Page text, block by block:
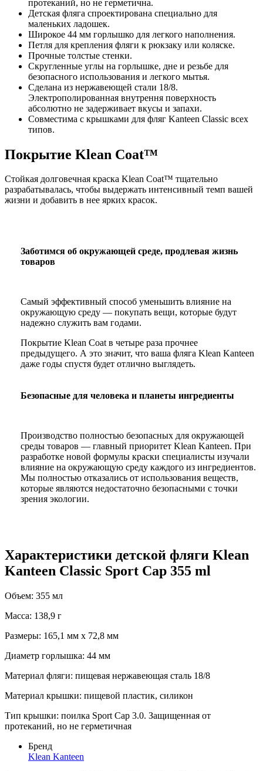
протеканий, но не герметична.
Детская фляга спроектирована специально для
маленьких ладошек.
Широкое 44 мм горлышко для легкого наполнения.
Петля для крепления фляги к рюкзаку или коляске.
Прочные толстые стенки.
Cкругленные углы на горлышке, дне и резьбе для
безопасного использования и легкого мытья.
Сделана из нержавеющей стали 18/8.
Электрополированная внутрення поверхность
абсолютно не задерживает вкусы и запахи.
Совместима c крышками для фляг Kanteen Classic всех
типов.
Покрытие Klean Coat™
Стойкая долговечная краска Klean Coat™ тщательно
разрабатывалась, чтобы выдержать интенсивный темп вашей
жизни и добавить в нее ярких красок.
Заботимся об окружающей среде, продлевая жизнь
товаров
Самый эффективный способ уменьшить влияние на
окружающую среду — покупать вещи, которые будут
надежно служить вам годами.
Покрытие Klean Coat в четыре раза прочнее
предыдущего. А это значит, что ваша фляга Klean Kanteen
даже годы спустя будет отлично выглядеть.
Безопасные для человека и планеты ингредиенты
Производство полностью безопасных для окружающей
среды товаров — главный приоритет Klean Kanteen. При
разработке новой формулы краски специалисты изучали
влияние на окружающую среду каждого из ингредиентов.
Мы полностью отказались от использования веществ,
которые являются недостаточно безопасными с точки
зрения экологии.
Характеристики детской фляги Klean
Kanteen Classic Sport Cap 355 ml
Объем: 355 мл
Масса: 138,9 г
Размеры: 165,1 мм х 72,8 мм
Диаметр горлышка: 44 мм
Материал фляги: пищевая нержавеющая сталь 18/8
Материал крышки: пищевой пластик, силикон
Тип крышки: поилка Sport Cap 3.0. Защищенная от
протеканий, но не герметичная
Бренд
Klean Kanteen